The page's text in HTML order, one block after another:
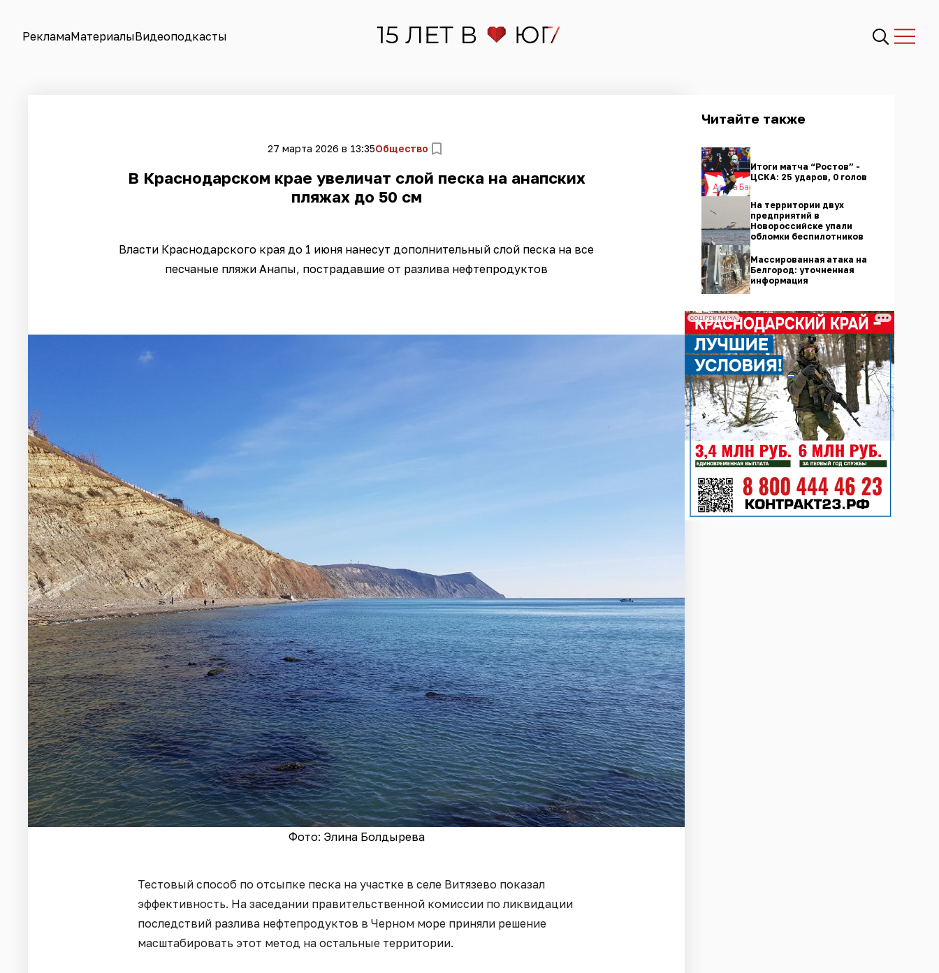
РекламаМатериалыВидеоподкасты
27 марта 2026 в 13:35Общество
В Краснодарском крае увеличат слой песка на анапских
пляжах до 50 см
Власти Краснодарского края до 1 июня нанесут дополнительный слой песка на все
песчаные пляжи Анапы, пострадавшие от разлива нефтепродуктов
Фото: Элина Болдырева
Тестовый способ по отсыпке песка на участке в селе Витязево показал
эффективность. На заседании правительственной комиссии по ликвидации
последствий разлива нефтепродуктов в Черном море приняли решение
масштабировать этот метод на остальные территории.
Читайте также
Итоги матча “Ростов” -
ЦСКА: 25 ударов, 0 голов
На территории двух
предприятий в
Новороссийске упали
обломки беспилотников
Массированная атака на
Белгород: уточненная
информация
СОЦРЕКЛАМА